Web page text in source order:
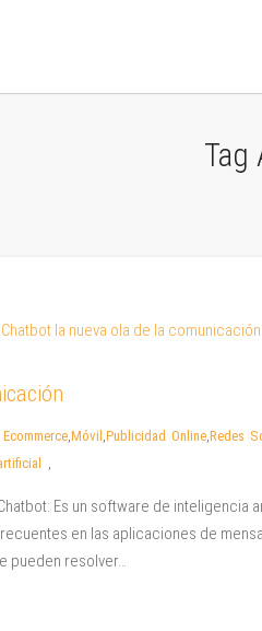
Tag
Ecommerce,Móvil ,Publicidad Online,Redes
,
Es un software de inteligencia
en las aplicaciones de
pueden resolver…